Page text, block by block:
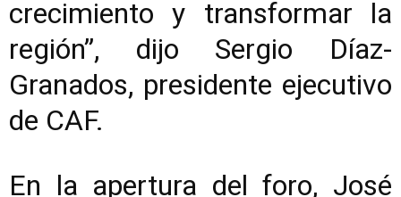
crecimiento y transformar la
región”, dijo Sergio Díaz-
Granados, presidente ejecutivo
de CAF.
En la apertura del foro, José